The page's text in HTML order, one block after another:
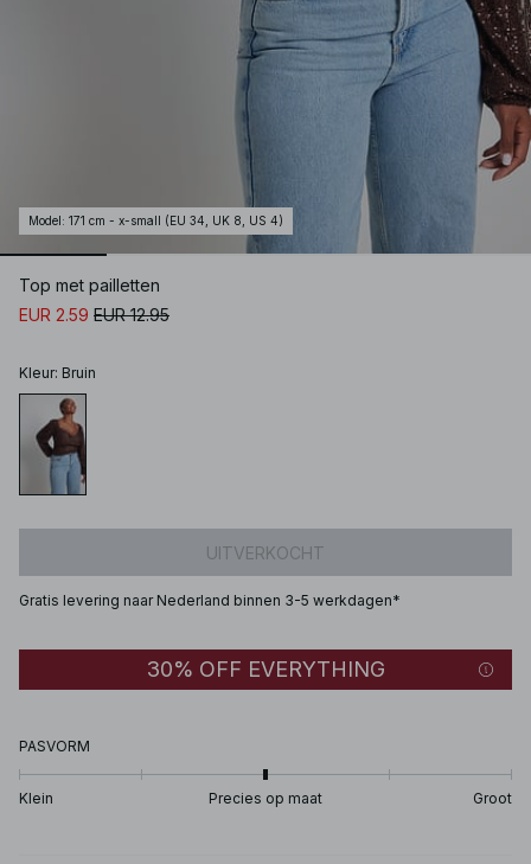
Model : 171 cm - x-small (EU 34, UK 8, US 4)
Top met pailletten
EUR 2.59 EUR 12.95
Kleur: Bruin
UITVERKOCHT
Gratis levering naar Nederland binnen 3-5 werkdagen*
30% OFF EVERYTHING
PASVORM
Klein Precies op maat Groot